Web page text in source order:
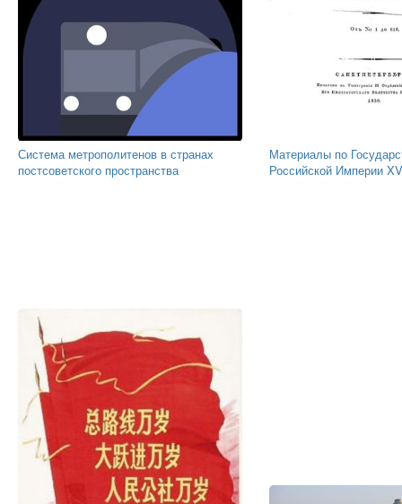
Система метрополитенов в странах
постсоветского пространства
Материалы по
Российской Империи